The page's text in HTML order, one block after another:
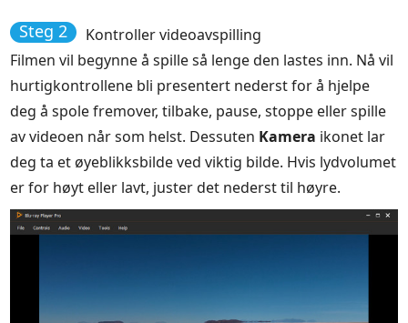
Steg 2
Kontroller videoavspilling
Filmen vil begynne å spille så lenge den lastes inn. Nå vil
hurtigkontrollene bli presentert nederst for å hjelpe
deg å spole fremover, tilbake, pause, stoppe eller spille
av videoen når som helst. Dessuten Kamera ikonet lar
deg ta et øyeblikksbilde ved viktig bilde. Hvis lydvolumet
er for høyt eller lavt, juster det nederst til høyre.